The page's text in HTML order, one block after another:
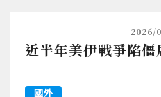
2026/
近半年美伊戰爭陷
國外